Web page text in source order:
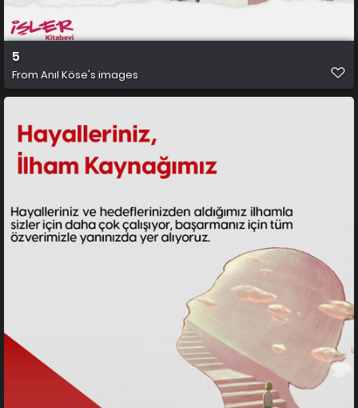
5
From Anıl Köse's images